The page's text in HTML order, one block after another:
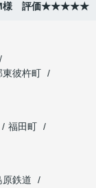
様 評価★★★★★
東彼杵町
福田町
原鉄道